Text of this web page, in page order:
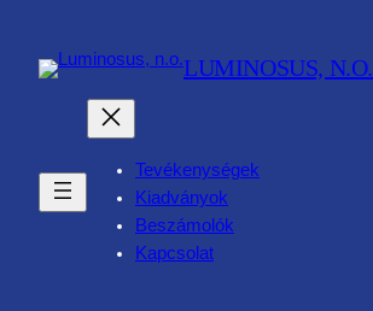
tartalomhoz
LUMINOSUS, N.O.
Tevékenységek
Kiadványok
Beszámolók
Kapcsolat